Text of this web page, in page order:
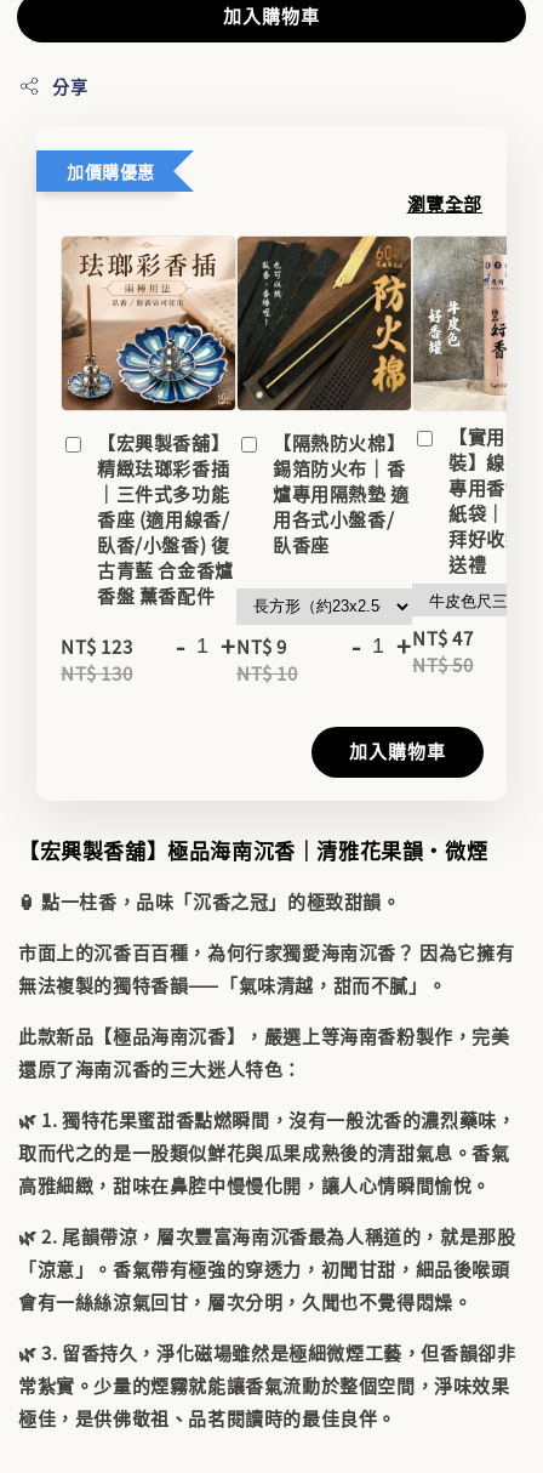
加入購物車
分享
加價購優惠
瀏覽全部
【宏興製香舖】
精緻珐瑯彩香插
｜三件式多功能
香座 (適用線香/
臥香/小盤香) 復
古青藍 合金香爐
香盤 薰香配件
NT$ 123
NT$ 130
- +
【隔熱防火棉】
錫箔防火布｜香
爐專用隔熱墊 適
用各式小盤香/
臥香座
NT$ 9
NT$ 10
- +
【實用香
裝】線香
專用香罐/
紙袋｜家
拜好收納
送禮
NT$ 47
NT$ 50
加入購物車
【宏興製香舖】極品海南沉香｜清雅花果韻・微煙
🏮 點一柱香，品味「沉香之冠」的極致甜韻。
市面上的沉香百百種，為何行家獨愛海南沉香 ？ 因為它擁有
無法複製的獨特香韻—— 「氣味清越，甜而不膩」
。
此款新品【極品海南沉香】，嚴選上等海南香粉製作，完美
還原了海南沉香的三大迷人特色：
🌿 1. 獨特花果蜜甜香點燃瞬間，沒有一般沈香的濃烈藥味，
取而代之的是一股類似鮮花與瓜果成熟後的清甜氣息 。香氣
高雅細緻，甜味在鼻腔中慢慢化開，讓人心情瞬間愉悅。
🌿2. 尾韻帶涼，層次豐富海南沉香最為人稱道的，就是那股
「涼意」。香氣帶有極強的穿透力，初聞甘甜，細品後喉頭
會有一絲絲涼氣回甘，層次分明，久聞也不覺得悶燥。
🌿3. 留香持久，淨化磁場雖然是極細微煙工藝，但香韻卻非
常紮實。少量的煙霧就能讓香氣流動於整個空間，淨味效果
極佳，是供佛敬祖、品茗閱讀時的最佳良伴。